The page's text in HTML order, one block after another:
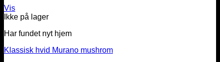
Vis
Ikke på lager
Har fundet nyt hjem
Klassisk hvid Murano mushrom